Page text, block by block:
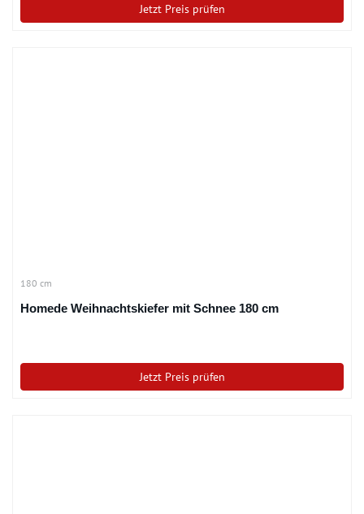
Jetzt Preis prüfen
180 cm
Homede Weihnachtskiefer mit Schnee 180 cm
Jetzt Preis prüfen